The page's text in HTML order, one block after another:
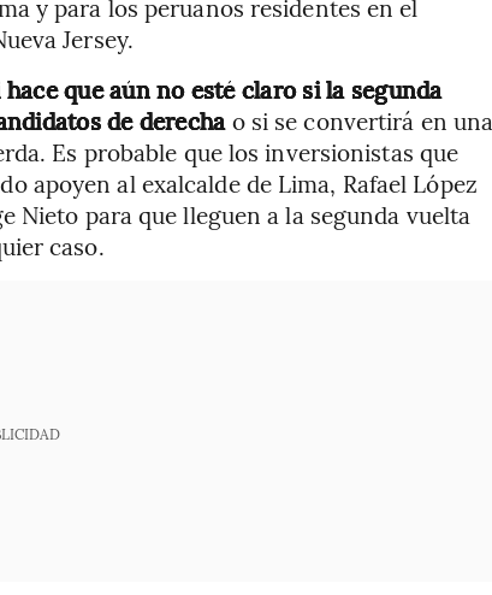
y para los peruanos residentes en el
Jersey.
que aún no esté claro si la segunda
de derechao si se convertirá en una
Es probable que los inversionistas que
apoyen al exalcalde de Lima, Rafael López
Nieto para que lleguen a la segunda vuelta
caso.